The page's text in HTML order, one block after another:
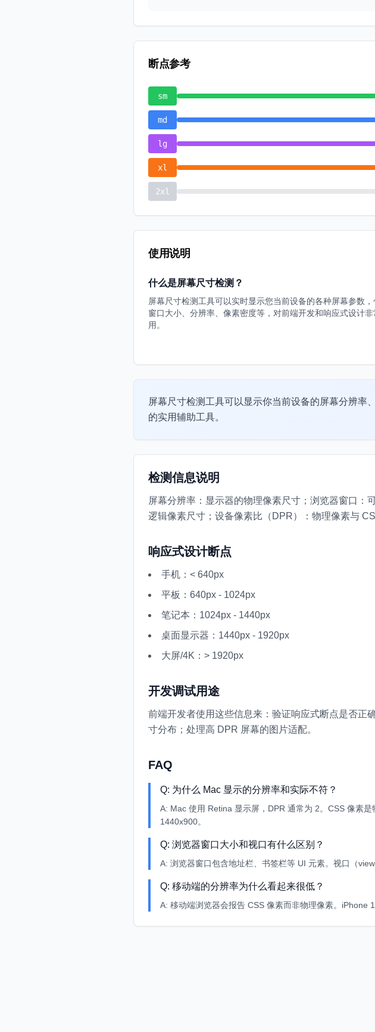
断点参考
sm
md
lg
xl
2xl
使用说明
什么是屏幕尺寸检测？
屏幕尺寸检测工具可以实时显示您当前设备的各种屏幕参数
窗口大小、分辨率、像素密度等，对前端开发和响应式设计非
用。
屏幕尺寸检测工具可以显示你当前设备的屏幕分辨率
的实用辅助工具。
检测信息说明
屏幕分辨率：显示器的物理像素尺寸；浏览器窗口：
逻辑像素尺寸；设备像素比（DPR）：物理像素与
响应式设计断点
手机：< 640px
平板：640px - 1024px
笔记本：1024px - 1440px
桌面显示器：1440px - 1920px
大屏/4K：> 1920px
开发调试用途
前端开发者使用这些信息来：验证响应式断点是否正
寸分布；处理高 DPR 屏幕的图片适配。
FAQ
Q: 为什么 Mac 显示的分辨率和实际不符？
A: Mac 使用 Retina 显示屏，DPR 通常为 2。CSS 像素
1440x900。
Q: 浏览器窗口大小和视口有什么区别？
A: 浏览器窗口包含地址栏、书签栏等 UI 元素。视口（
Q: 移动端的分辨率为什么看起来很低？
A: 移动端浏览器会报告 CSS 像素而非物理像素。iPhone